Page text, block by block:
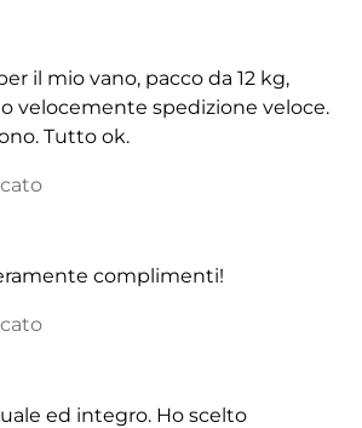
il mio vano, pacco da 12 kg,
velocemente spedizione veloce.
Tutto ok.
complimenti!
ed integro. Ho scelto